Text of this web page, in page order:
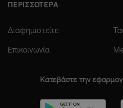
ΠΕΡΙΣΣΟΤΕΡΑ
Διαφημιστείτε
Επικοινωνία
Κατεβάστε την